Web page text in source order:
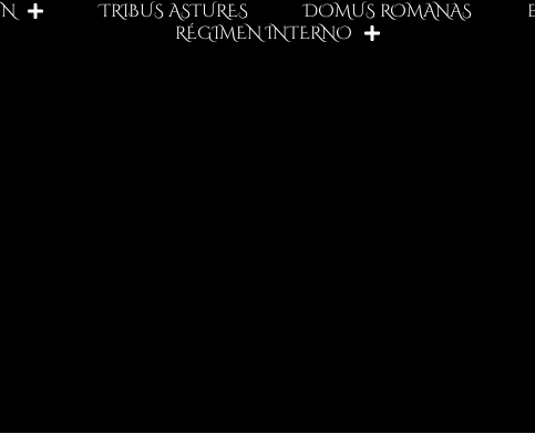
TRIBUS ASTURES DOMUS ROMANAS
RÉGIMEN INTERNO